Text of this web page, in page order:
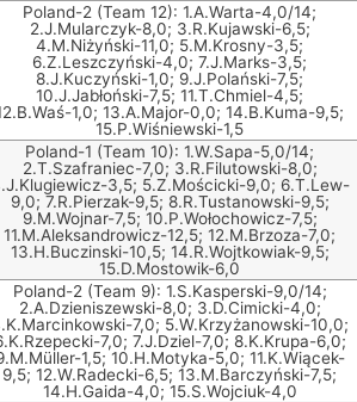
Poland-2 (Team 12): 1.A.Warta-4,0/14;
2.J.Mularczyk-8,0; 3.R.Kujawski-6,5;
4.M.Niżyński-11,0; 5.M.Krosny-3,5;
6.Z.Leszczyński-4,0; 7.J.Marks-3,5;
8.J.Kuczyński-1,0; 9.J.Polański-7,5;
10.J.Jabłoński-7,5; 11.T.Chmiel-4,5;
1,0; 13.A.Major-0,0; 14.B.Kuma-9,5;
15.P.Wiśniewski-1,5
Poland-1 (Team 10): 1.W.Sapa-5,0/14;
2.T.Szafraniec-7,0; 3.R.Filutowski-8,0;
3,5; 5.Z.Mościcki-9,0; 6.T.Lew-
9,0; 7.R.Pierzak-9,5; 8.R.Tustanowski-9,5;
9.M.Wojnar-7,5; 10.P.Wołochowicz-7,5;
11.M.Aleksandrowicz-12,5; 12.M.Brzoza-7,0;
13.H.Buczinski-10,5; 14.R.Wojtkowiak-9,5;
15.D.Mostowik-6,0
Poland-2 (Team 9): 1.S.Kasperski-9,0/14;
2.A.Dzieniszewski-8,0; 3.D.Cimicki-4,0;
7,0; 5.W.Krzyżanowski-10,0;
7,0; 7.J.Dziel-7,0; 8.K.Krupa-6,0;
1,5; 10.H.Motyka-5,0; 11.K.Wiącek-
9,5; 12.W.Radecki-6,5; 13.M.Barczyński-7,5;
14.H.Gaida-4,0; 15.S.Wojciuk-4,0